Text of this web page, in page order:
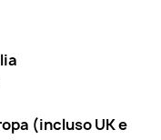
(incluso UK e